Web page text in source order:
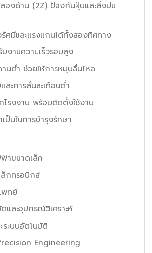
สองด้าน (2Z) ป้องกันฝุ่นและสิ่งปน
รัศมีและแรงแกนได้ทั้งสองทิศทาง
บงานความเร็วรอบสูง
นต่ำ ช่วยให้การหมุนลื่นไหล
ละการสั่นสะเทือนต่ำ
โรงงาน พร้อมติดตั้งใช้งาน
ป็นในการบำรุงรักษา
าขนาดเล็ก
กทรอนิกส์
พทย์
และอุปกรณ์วิเคราะห์
ะบบอัตโนมัติ
Engineering